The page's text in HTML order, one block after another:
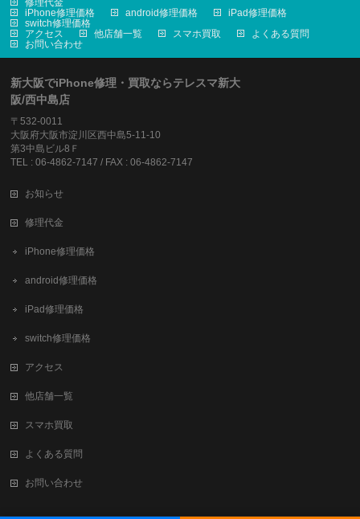
iPhone修理価格
android修理価格
iPad修理価格
switch修理価格
アクセス
他店舗一覧 スマホ買取
よくある質問
お問い合わせ
新大阪でiPhone修理・買取ならテレスマ新大
阪/西中島店
〒532-0011
大阪府大阪市淀川区西中島5-11-10
第3中島ビル8Ｆ
TEL : 06-4862-7147 / FAX : 06-4862-7147
お知らせ
修理代金
iPhone修理価格
android修理価格
iPad修理価格
switch修理価格
アクセス
他店舗一覧
スマホ買取
よくある質問
お問い合わせ